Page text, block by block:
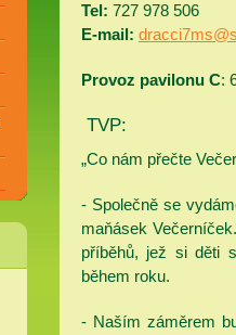
Tel: 727 978 506
E-mail:
Provoz pavilonu C:
TVP:
„Co nám přečte
- Společně se
maňásek
příběhů, jež si děti
během roku.
- Naším záměrem